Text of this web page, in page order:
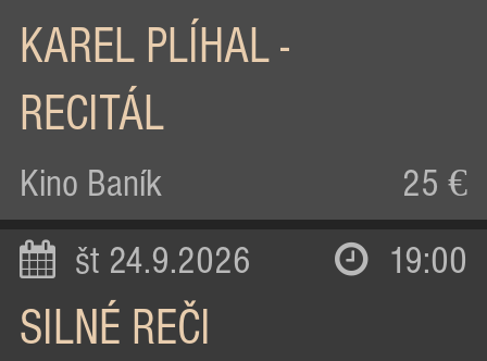
KAREL PLÍHAL -
RECITÁL
Kino Baník 25 €
št 24.9.2026 19:00
SILNÉ REČI